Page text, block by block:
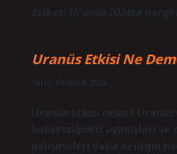
Etiket: Uranüs 2024te hangi
Uranüs Etkisi Ne
Uranüs etkisi nedir?
bahsettiğimiz uyanışları
gelişmeleri daha belirgin